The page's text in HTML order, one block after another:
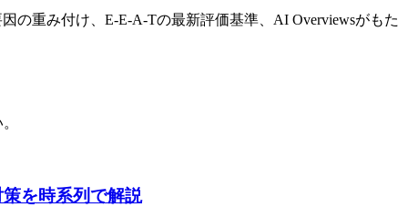
の重み付け、E-E-A-Tの最新評価基準、AI Overviewsがも
を時系列で解説